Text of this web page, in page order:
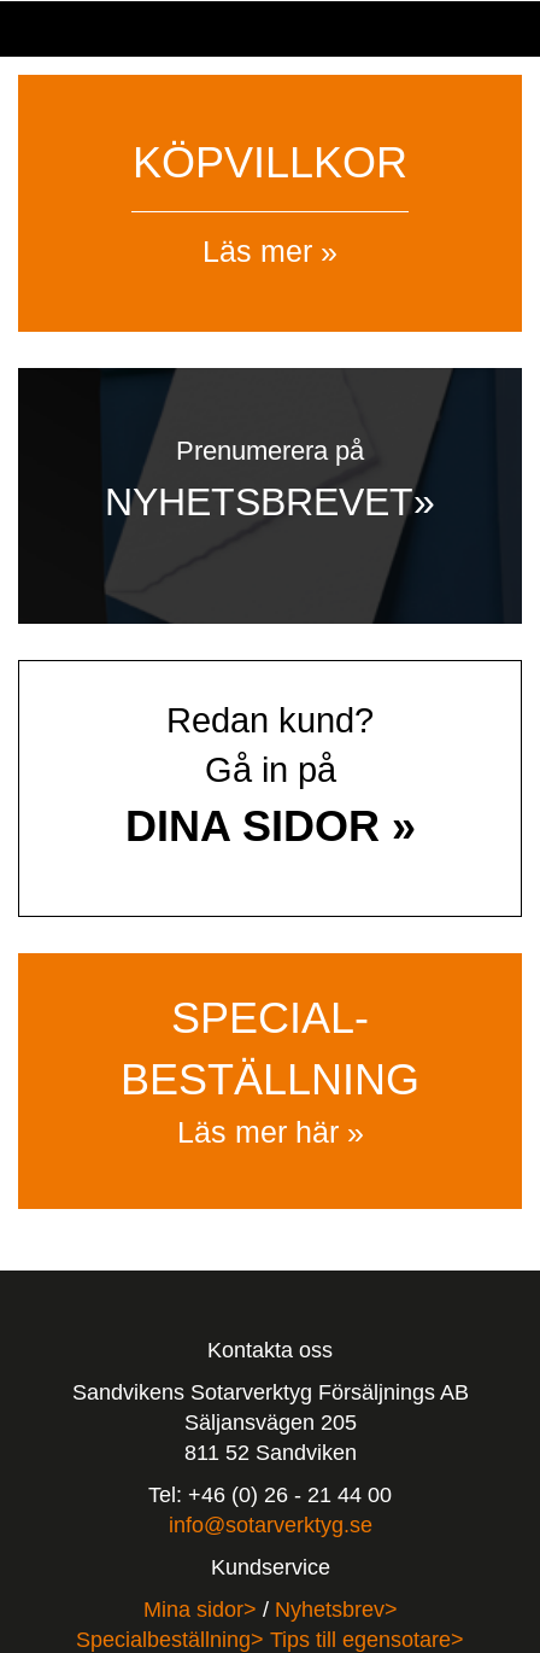
KÖPVILLKOR
Läs mer »
Prenumerera på
NYHETSBREVET»
Redan kund?
Gå in på
DINA SIDOR »
SPECIAL­
BESTÄLLNING
Läs mer här »
Kontakta oss
Sandvikens Sotarverktyg Försäljnings AB
Säljansvägen 205
811 52 Sandviken
Tel: +46 (0) 26 - 21 44 00
info@sotarverktyg.se
Kundservice
Mina sidor> / Nyhetsbrev>
Specialbeställning> Tips till egensotare>